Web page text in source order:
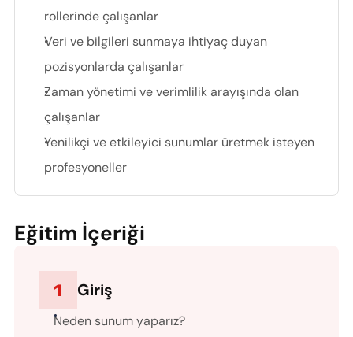
rollerinde çalışanlar
Veri ve bilgileri sunmaya ihtiyaç duyan
pozisyonlarda çalışanlar
Zaman yönetimi ve verimlilik arayışında olan
çalışanlar
Yenilikçi ve etkileyici sunumlar üretmek isteyen
profesyoneller
Eğitim İçeriği
1 Giriş
Neden sunum yaparız?